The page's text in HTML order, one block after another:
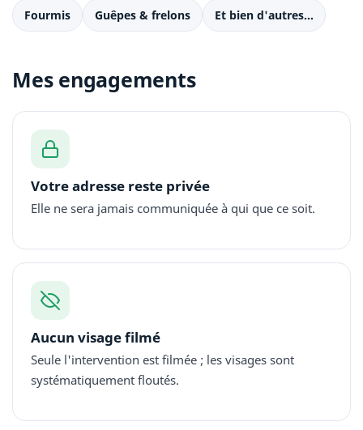
Fourmis Guêpes & frelons Et bien d'autres…
Mes engagements
Votre adresse reste privée
Elle ne sera jamais communiquée à qui que ce soit.
Aucun visage filmé
Seule l'intervention est filmée ; les visages sont
systématiquement floutés.